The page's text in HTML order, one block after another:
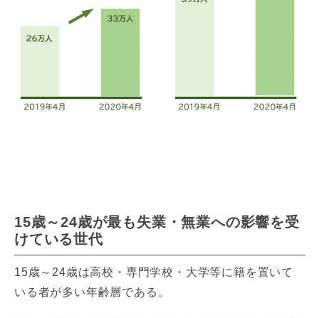
15歳～24歳が最も失業・無業への影響を受
けている世代
15歳～24歳は高校・専門学校・大学等に籍を置いて
いる者が多い年齢層である。